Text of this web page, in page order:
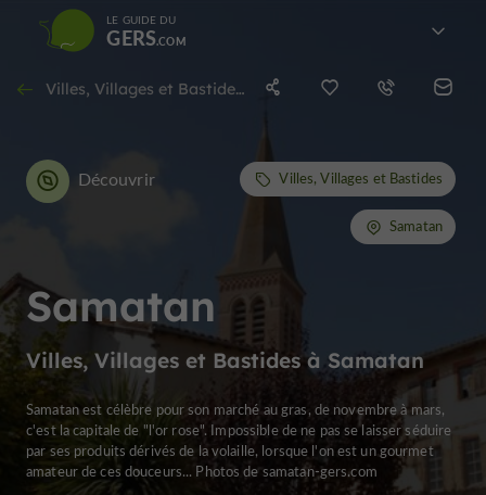
LE GUIDE DU
GERS
Villes, Villages et Bastides à Samatan
Samatan
Villes, Villages et Bastides à Samatan
Découvrir Villes, Villages et Bastides
Samatan
Samatan est célèbre pour son marché au gras, de novembre à mars,
c'est la capitale de "l'or rose". Impossible de ne pas se laisser séduire
par ses produits dérivés de la volaille, lorsque l'on est un gourmet
amateur de ces douceurs... Photos de samatan-gers.com